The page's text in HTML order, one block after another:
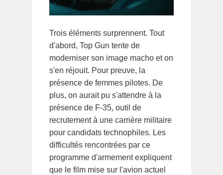
Trois éléments surprennent. Tout
d'abord, Top Gun tente de
moderniser son image macho et on
s'en réjouit. Pour preuve, la
présence de femmes pilotes. De
plus, on aurait pu s'attendre à la
présence de F-35, outil de
recrutement à une carrière militaire
pour candidats technophiles. Les
difficultés rencontrées par ce
programme d'armement expliquent
que le film mise sur l'avion actuel